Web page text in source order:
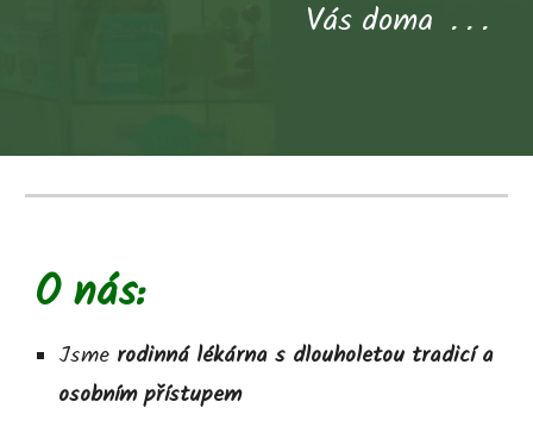
Vás doma . . .
O nás:
Jsme rodinná lékárna s dlouholetou tradicí a
osobním přístupem